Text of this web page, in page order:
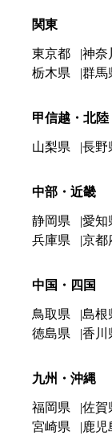
関東
東京都 神奈
栃木県
群馬
甲信越・北陸
山梨県 長野
中部・近畿
静岡県 愛知
兵庫県
京都
中国・四国
鳥取県 島根
徳島県
香川
九州・沖縄
福岡県 佐賀
宮崎県
鹿児